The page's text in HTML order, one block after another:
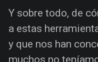
Y sobre todo, de
a estas
y que nos han
muchos no